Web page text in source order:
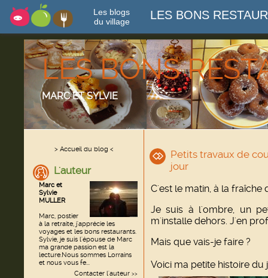
Les blogs
du village
LES BONS
LES BONS
MARC ET SYLVIE
> Accueil du blog <
L'auteur
Marc et
Sylvie
MULLER
Marc, postier
à la retraite, j'apprécie les
voyages et les bons restaurants.
Sylvie, je suis l'épouse de Marc
ma grande passion est la
lecture.Nous sommes Lorrains
et nous vous fe...
Contacter l'auteur >>
Petits travaux de
jour
C'est le matin, à la fraîche
Je suis à l'ombre, un
m'installe dehors. J'en
Mais que vais-je faire ?
Voici ma petite histoire du